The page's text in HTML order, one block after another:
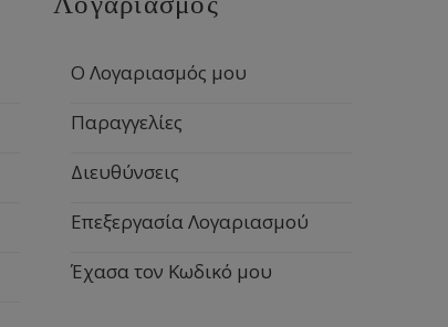
Ο Λογαριασμός μου
Παραγγελίες
Διευθύνσεις
Επεξεργασία Λογαριασμού
Έχασα τον Κωδικό μου